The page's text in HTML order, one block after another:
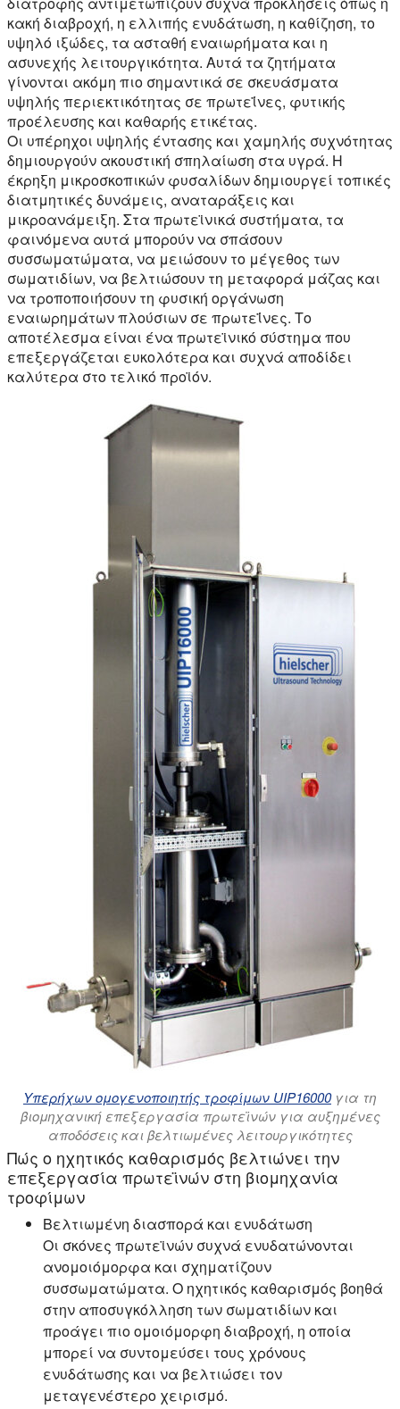
κακή διαβροχή, η ελλιπής ενυδάτωση, η καθίζηση, το
υψηλό ιξώδες, τα ασταθή εναιωρήματα και η
ασυνεχής λειτουργικότητα. Αυτά τα ζητήματα
γίνονται ακόμη πιο σημαντικά σε σκευάσματα
υψηλής περιεκτικότητας σε πρωτεΐνες, φυτικής
προέλευσης και καθαρής ετικέτας.
Οι υπέρηχοι υψηλής έντασης και χαμηλής συχνότητας
δημιουργούν ακουστική σπηλαίωση στα υγρά. Η
έκρηξη μικροσκοπικών φυσαλίδων δημιουργεί τοπικές
διατμητικές δυνάμεις, αναταράξεις και
μικροανάμειξη. Στα πρωτεϊνικά συστήματα, τα
φαινόμενα αυτά μπορούν να σπάσουν
συσσωματώματα, να μειώσουν το μέγεθος των
σωματιδίων, να βελτιώσουν τη μεταφορά μάζας και
να τροποποιήσουν τη φυσική οργάνωση
εναιωρημάτων πλούσιων σε πρωτεΐνες. Το
αποτέλεσμα είναι ένα πρωτεϊνικό σύστημα που
επεξεργάζεται ευκολότερα και συχνά αποδίδει
καλύτερα στο τελικό προϊόν.
Υπερήχων ομογενοποιητής τροφίμων UIP16000για τη
βιομηχανική επεξεργασία πρωτεϊνών για αυξημένες
αποδόσεις και βελτιωμένες λειτουργικότητες
Πώς ο ηχητικός καθαρισμός βελτιώνει την
επεξεργασία πρωτεϊνών στη βιομηχανία
τροφίμων
Βελτιωμένη διασπορά και ενυδάτωση
Οι σκόνες πρωτεϊνών συχνά ενυδατώνονται
ανομοιόμορφα και σχηματίζουν
συσσωματώματα. Ο ηχητικός καθαρισμός βοηθά
στην αποσυγκόλληση των σωματιδίων και
προάγει πιο ομοιόμορφη διαβροχή, η οποία
μπορεί να συντομεύσει τους χρόνους
ενυδάτωσης και να βελτιώσει τον
μεταγενέστερο χειρισμό.